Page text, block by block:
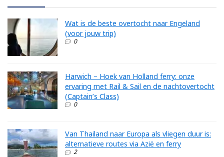
Wat is de beste overtocht naar Engeland
(voor jouw trip)
0
Harwich – Hoek van Holland ferry: onze
ervaring met Rail & Sail en de nachtovertocht
(Captain’s Class)
0
Van Thailand naar Europa als vliegen duur is:
alternatieve routes via Azië en ferry
2